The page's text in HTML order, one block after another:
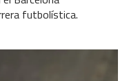
futbolística.